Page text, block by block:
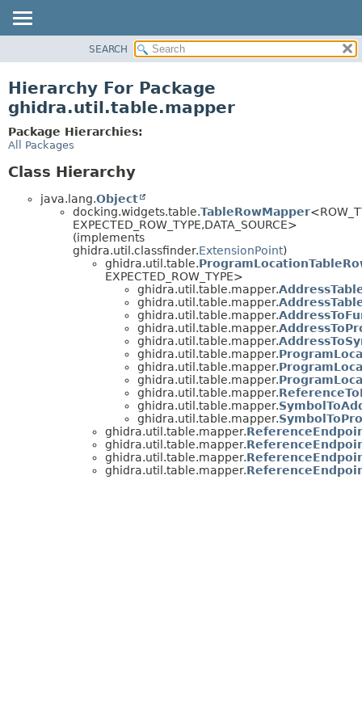
CLASS
TREE
DEPRECATED
INDEX
SEARCH
Hierarchy For Package
ghidra.util.table.mapper
Package Hierarchies:
All Packages
Class Hierarchy
java.lang.Object
docking.widgets.table.TableRowMapper
EXPECTED_ROW_TYPE,DATA_SOURCE>
(implements
ghidra.util.classfinder.ExtensionPoint)
ghidra.util.table.
EXPECTED_ROW_TYPE>
ghidra.util.table.mapper.
ghidra.util.table.mapper.
ghidra.util.table.mapper.
ghidra.util.table.mapper.
ghidra.util.table.mapper.
ghidra.util.table.mapper.
ghidra.util.table.mapper.
ghidra.util.table.mapper.
ghidra.util.table.mapper.
ghidra.util.table.mapper.
ghidra.util.table.mapper.
ghidra.util.table.mapper.
ghidra.util.table.mapper.
ghidra.util.table.mapper.
ghidra.util.table.mapper.